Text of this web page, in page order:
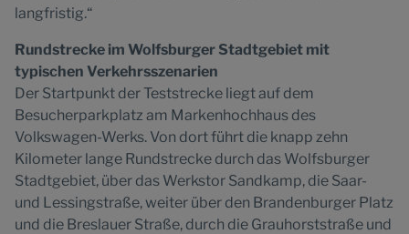
langfristig.“
Rundstrecke im Wolfsburger Stadtgebiet mit
typischen Verkehrsszenarien
Der Startpunkt der Teststrecke liegt auf dem
Besucherparkplatz am Markenhochhaus des
Volkswagen-Werks. Von dort führt die knapp zehn
Kilometer lange Rundstrecke durch das Wolfsburger
Stadtgebiet, über das Werkstor Sandkamp, die Saar-
und Lessingstraße, weiter über den Brandenburger Platz
und die Breslauer Straße, durch die Grauhorststraße und